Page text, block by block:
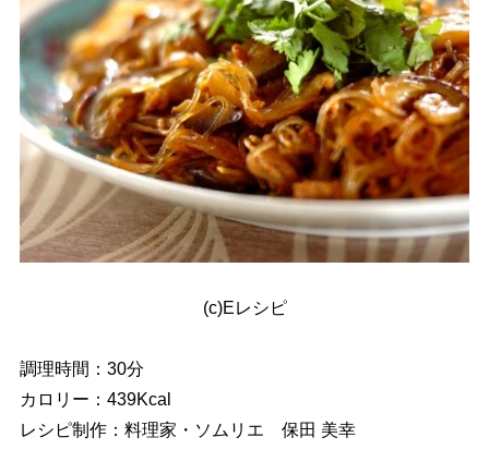
(c)Eレシピ
調理時間：30分
カロリー：439Kcal
レシピ制作：料理家・ソムリエ 保田 美幸